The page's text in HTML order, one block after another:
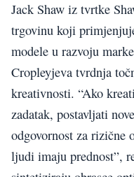
Jack Shaw iz tvrtke
trgovinu koji
modele u razvoju
Cropleyjeva tvrdnja
kreativnosti. “Ako
zadatak, postavljati
odgovornost za rizične
ljudi imaju prednost”,